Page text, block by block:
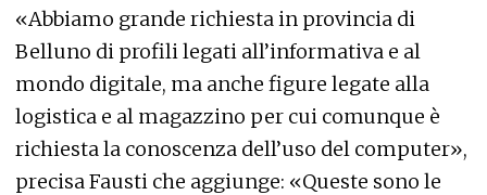
«Abbiamo grande richiesta in provincia di
Belluno di profili legati all’informativa e al
mondo digitale, ma anche figure legate alla
logistica e al magazzino per cui comunque è
richiesta la conoscenza dell’uso del computer»,
precisa Fausti che aggiunge: «Queste sono le